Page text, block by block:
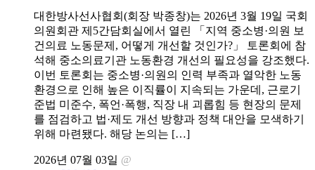
대한방사선사협회(회장 박종창)는 2026년 3월 19일 국회
의원회관 제5간담회실에서 열린 「지역 중소병·의원 보
건의료 노동문제, 어떻게 개선할 것인가?」 토론회에 참
석해 중소의료기관 노동환경 개선의 필요성을 강조했다.
이번 토론회는 중소병·의원의 인력 부족과 열악한 노동
환경으로 인해 높은 이직률이 지속되는 가운데, 근로기
준법 미준수, 폭언·폭행, 직장 내 괴롭힘 등 현장의 문제
를 점검하고 법·제도 개선 방향과 정책 대안을 모색하기
위해 마련됐다. 해당 논의는 […]
2026년 07월 03일 @